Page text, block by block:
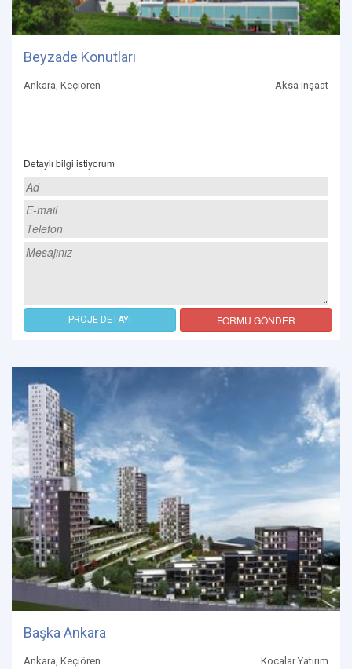
Beyzade Konutları
Ankara, Keçiören Aksa inşaat
Detaylı bilgi istiyorum
PROJE DETAYI FORMU GÖNDER
Başka Ankara
Ankara, Keçiören Kocalar Yatırım